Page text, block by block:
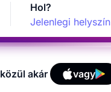
Hol?
Jelenlegi helyszín
közül akár vagy